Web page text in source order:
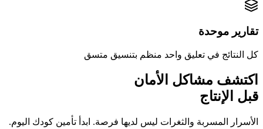
تقارير موحدة
كل النتائج في تعليق واحد منظم بتنسيق متسق
اكتشف مشاكل الأمان
قبل الإنتاج
الأسرار المسربة والثغرات ليس لديها فرصة. ابدأ تأمين كودك اليوم.